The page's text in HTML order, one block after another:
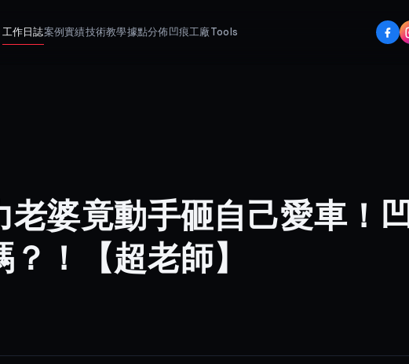
工作日誌案例實績技術教學據點分佈凹痕工廠Tools
婆竟動手砸自己愛車！凹
！【超老師】